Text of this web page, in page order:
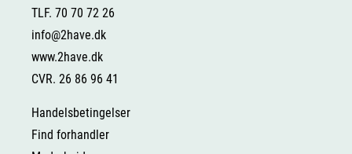
TLF. 70 70 72 26
info@2have.dk
www.2have.dk
CVR. 26 86 96 41
Handelsbetingelser
Find forhandler